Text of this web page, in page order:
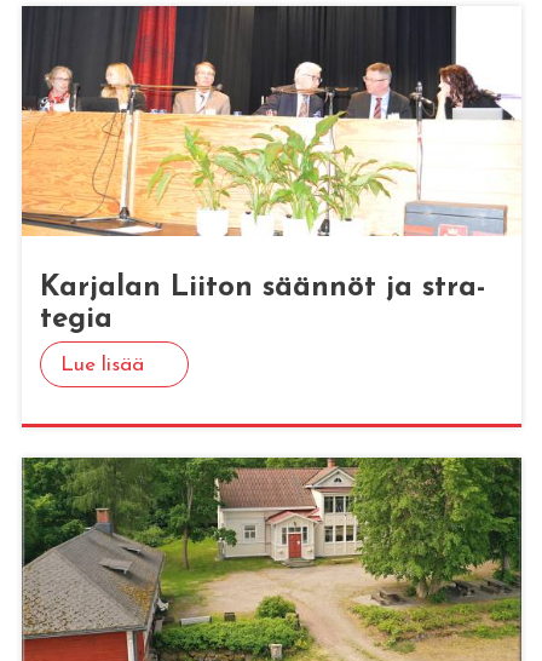
Kar­ja­lan Lii­ton sään­nöt ja stra­
te­gia
Lue lisää